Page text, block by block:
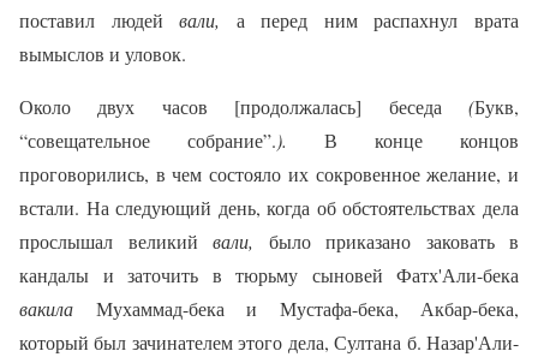
поставил людейвали, а перед ним распахнул врата
вымыслов и уловок.
Около двух часов [продолжалась] беседа (Букв,
“совещательное собрание”.). В конце концов
проговорились, в чем состояло их сокровенное желание, и
встали. На следующий день, когда об обстоятельствах дела
прослышал великий вали, было приказано заковать в
кандалы и заточить в тюрьму сыновей Фатх'Али-бека
вакила Мухаммад-бека и Мустафа-бека, Акбар-бека,
который был зачинателем этого дела, Султана б. Назар'Али-